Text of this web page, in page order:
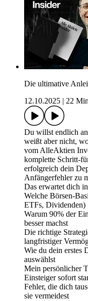
Die ultimative
12.10.2025
22
Du willst endlich
weißt aber nicht,
vom AlleAktien
komplette Schritt-
erfolgreich dein
Anfängerfehler zu
Das erwartet dich
Welche Börsen-
ETFs, Dividenden)
Warum 90% der
besser machst
Die richtige
langfristiger
Wie du dein erstes
auswählst
Mein persönlicher
Einsteiger sofort
Fehler, die dich
sie vermeidest